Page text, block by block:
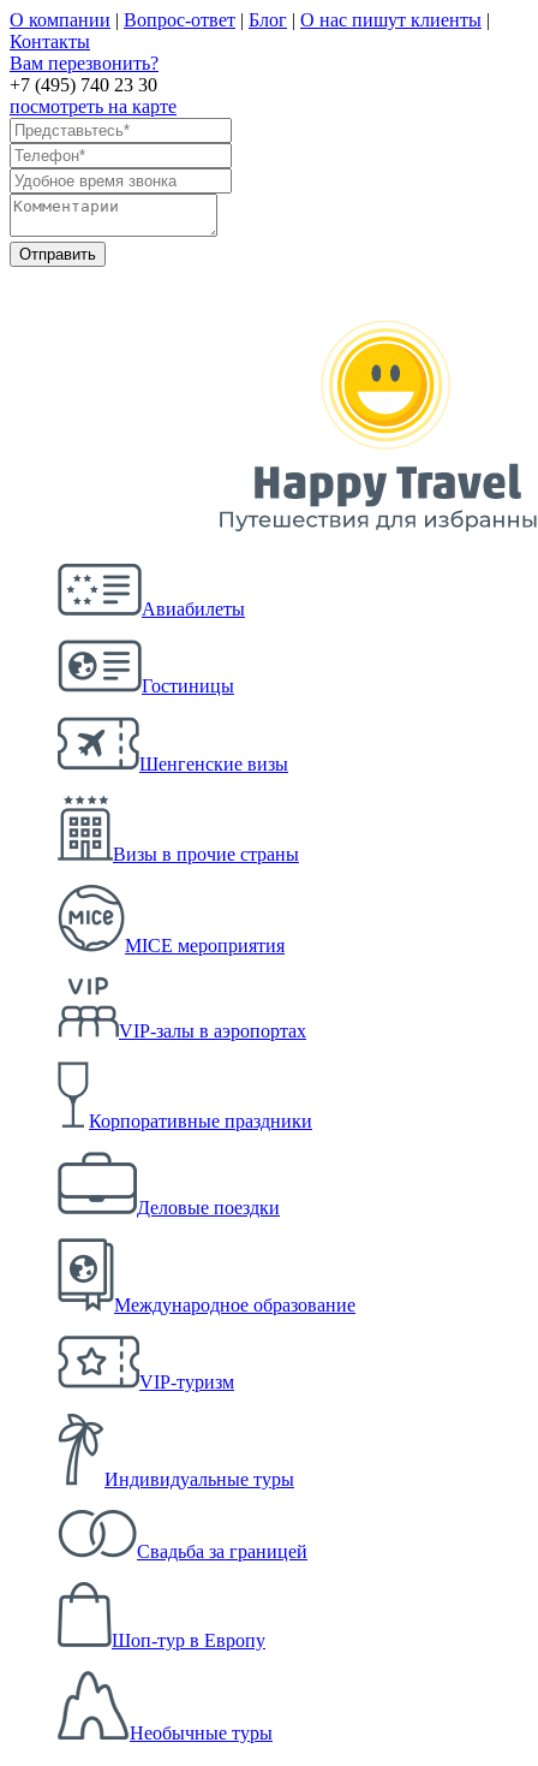
О компании | Вопрос-ответ | Блог | О нас пишут клиенты |
Контакты
Вам перезвонить?
+7 (495) 740 23 30
посмотреть на карте
Авиабилеты
Гостиницы
Шенгенские визы
Визы в прочие страны
MICE мероприятия
VIP-залы в аэропортах
Корпоративные праздники
Деловые поездки
Международное образование
VIP-туризм
Индивидуальные туры
Свадьба за границей
Шоп-тур в Европу
Необычные туры